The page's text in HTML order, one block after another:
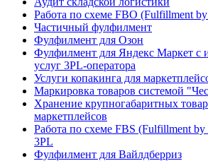
Работа по схеме FBO (Fulfillment
Частичный фулфилмент
Фулфилмент для Озон
Фулфилмент для Яндекс Маркет с
услуг 3PL-оператора
Услуги копакинга для
Маркировка товаров системой
Хранение крупногабаритных
маркетплейсов
Работа по схеме FBS (Fulfillment by
3PL
Фулфилмент для Вайлдберриз